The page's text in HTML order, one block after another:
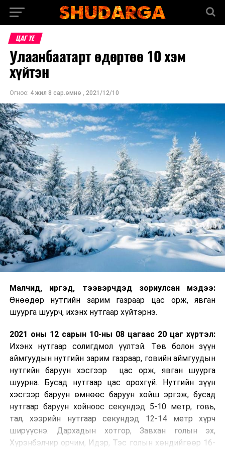
ЦАГ ҮЕ
Улаанбаатарт өдөртөө 10 хэм
хүйтэн
Огноо: 4 жил 8 сар.өмнө , 2021/12/10
Малч­ид, иргэд, тээвэрчдэд зориулсан мэдээ:
Өнөөдөр нутгийн зарим газраар цас орж, явган
шуурга шуурч, ихэнх нутгаар хүйтэрнэ.
2021 оны 12 сарын 10-ны 08 цагаас 20 цаг хүртэл:
Ихэнх нутгаар солигдмол үүлтэй. Төв болон зүүн
аймгуудын нутгийн зарим газраар, говийн аймгуудын
нутгийн баруун хэсгээр цас орж, явган шуурга
шуурна. Бусад нутгаар цас орохгүй. Нутгийн зүүн
хэсгээр баруун өмнөөс баруун хойш эргэж, бусад
нутгаар баруун хойноос секундэд 5-10 метр, говь,
тал, хээрийн нутгаар секундэд 12-14 метр хүрч
ширүүснэ. Дархадын хотгор, Завхан голын эх,
Хүрэнбэлчир орчим, Идэр, Тэс голын хөндийгөөр 16-